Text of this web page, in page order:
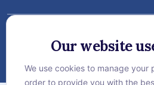
Follow
Our website
We use cookies to manage your
order to provide you with the